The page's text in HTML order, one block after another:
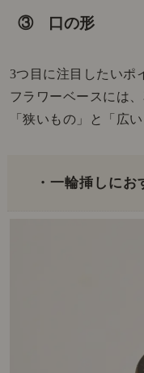
③ 口の形
3つ目に注目したいポ
フラワーベースには
「狭いもの」と「広
・一輪挿しにお